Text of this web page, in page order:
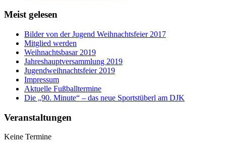
Meist gelesen
Bilder von der Jugend Weihnachtsfeier 2017
Mitglied werden
Weihnachtsbasar 2019
Jahreshauptversammlung 2019
Jugendweihnachtsfeier 2019
Impressum
Aktuelle Fußballtermine
Die „90. Minute“ – das neue Sportstüberl am DJK
Veranstaltungen
Keine Termine